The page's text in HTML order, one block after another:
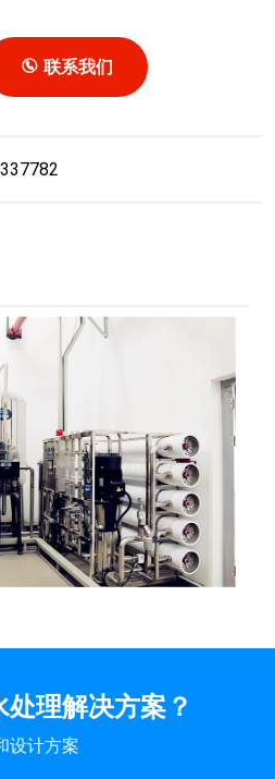
联系我们
理解决方案？
设计方案